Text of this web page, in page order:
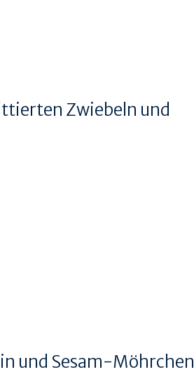
Zwiebeln und
und Sesam-Möhrchen